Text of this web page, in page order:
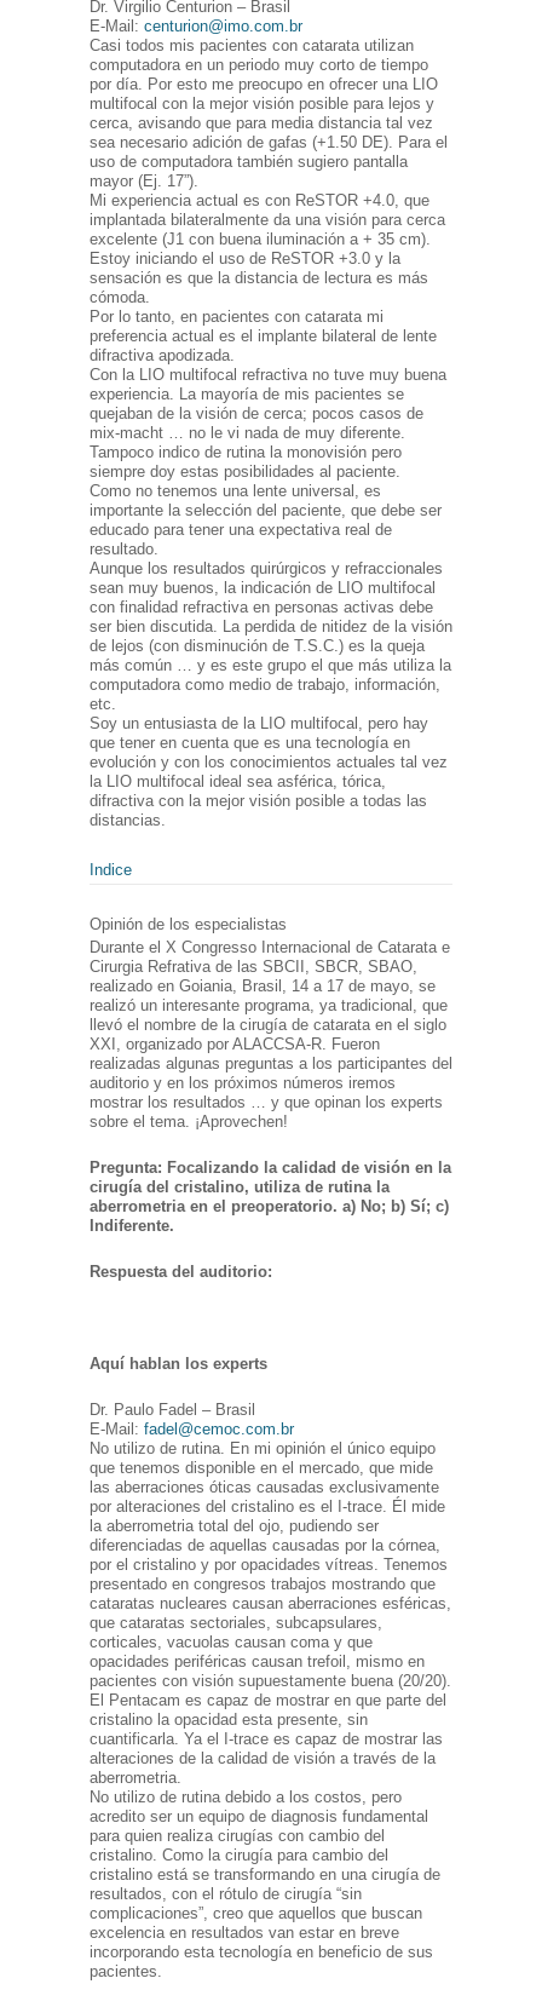
Dr. Virgilio Centurion – Brasil
E-Mail: centurion@imo.com.br
Casi todos mis pacientes con catarata utilizan
computadora en un periodo muy corto de tiempo
por día. Por esto me preocupo en ofrecer una LIO
multifocal con la mejor visión posible para lejos y
cerca, avisando que para media distancia tal vez
sea necesario adición de gafas (+1.50 DE). Para el
uso de computadora también sugiero pantalla
mayor (Ej. 17”).
Mi experiencia actual es con ReSTOR +4.0, que
implantada bilateralmente da una visión para cerca
excelente (J1 con buena iluminación a + 35 cm).
Estoy iniciando el uso de ReSTOR +3.0 y la
sensación es que la distancia de lectura es más
cómoda.
Por lo tanto, en pacientes con catarata mi
preferencia actual es el implante bilateral de lente
difractiva apodizada.
Con la LIO multifocal refractiva no tuve muy buena
experiencia. La mayoría de mis pacientes se
quejaban de la visión de cerca; pocos casos de
mix-macht … no le vi nada de muy diferente.
Tampoco indico de rutina la monovisión pero
siempre doy estas posibilidades al paciente.
Como no tenemos una lente universal, es
importante la selección del paciente, que debe ser
educado para tener una expectativa real de
resultado.
Aunque los resultados quirúrgicos y refraccionales
sean muy buenos, la indicación de LIO multifocal
con finalidad refractiva en personas activas debe
ser bien discutida. La perdida de nitidez de la visión
de lejos (con disminución de T.S.C.) es la queja
más común … y es este grupo el que más utiliza la
computadora como medio de trabajo, información,
etc.
Soy un entusiasta de la LIO multifocal, pero hay
que tener en cuenta que es una tecnología en
evolución y con los conocimientos actuales tal vez
la LIO multifocal ideal sea asférica, tórica,
difractiva con la mejor visión posible a todas las
distancias.
Indice
Opinión de los especialistas
Durante el X Congresso Internacional de Catarata e
Cirurgia Refrativa de las SBCII, SBCR, SBAO,
realizado en Goiania, Brasil, 14 a 17 de mayo, se
realizó un interesante programa, ya tradicional, que
llevó el nombre de la cirugía de catarata en el siglo
XXI, organizado por ALACCSA-R. Fueron
realizadas algunas preguntas a los participantes del
auditorio y en los próximos números iremos
mostrar los resultados … y que opinan los experts
sobre el tema. ¡Aprovechen!
Pregunta: Focalizando la calidad de visión en la
cirugía del cristalino, utiliza de rutina la
aberrometria en el preoperatorio. a) No; b) Sí; c)
Indiferente.
Respuesta del auditorio:
Aquí hablan los experts
Dr. Paulo Fadel – Brasil
E-Mail: fadel@cemoc.com.br
No utilizo de rutina. En mi opinión el único equipo
que tenemos disponible en el mercado, que mide
las aberraciones óticas causadas exclusivamente
por alteraciones del cristalino es el I-trace. Él mide
la aberrometria total del ojo, pudiendo ser
diferenciadas de aquellas causadas por la córnea,
por el cristalino y por opacidades vítreas. Tenemos
presentado en congresos trabajos mostrando que
cataratas nucleares causan aberraciones esféricas,
que cataratas sectoriales, subcapsulares,
corticales, vacuolas causan coma y que
opacidades periféricas causan trefoil, mismo en
pacientes con visión supuestamente buena (20/20).
El Pentacam es capaz de mostrar en que parte del
cristalino la opacidad esta presente, sin
cuantificarla. Ya el I-trace es capaz de mostrar las
alteraciones de la calidad de visión a través de la
aberrometria.
No utilizo de rutina debido a los costos, pero
acredito ser un equipo de diagnosis fundamental
para quien realiza cirugías con cambio del
cristalino. Como la cirugía para cambio del
cristalino está se transformando en una cirugía de
resultados, con el rótulo de cirugía “sin
complicaciones”, creo que aquellos que buscan
excelencia en resultados van estar en breve
incorporando esta tecnología en beneficio de sus
pacientes.